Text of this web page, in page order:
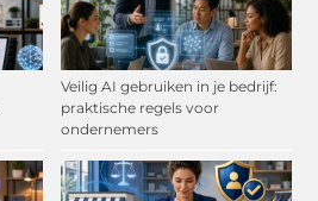
Veilig AI gebruiken in je bedrijf:
praktische regels voor
ondernemers